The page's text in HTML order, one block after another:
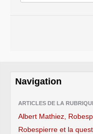
Navigation
ARTICLES DE LA
Albert Mathiez,
Robespierre et la